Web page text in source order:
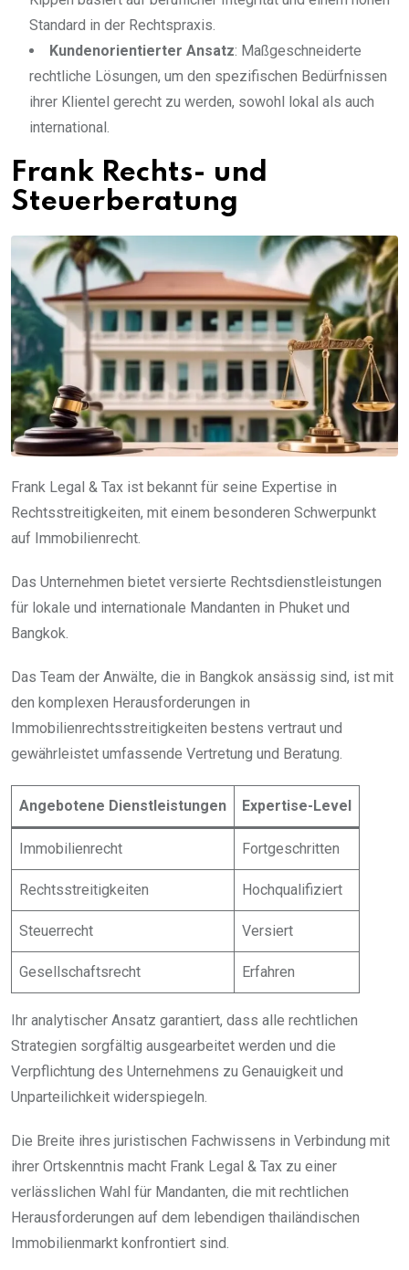
Standard in der Rechtspraxis.
Kundenorientierter Ansatz: Maßgeschneiderte
rechtliche Lösungen, um den spezifischen Bedürfnissen
ihrer Klientel gerecht zu werden, sowohl lokal als auch
international.
Frank Rechts- und
Steuerberatung
Frank Legal & Tax ist bekannt für seine Expertise in
Rechtsstreitigkeiten, mit einem besonderen Schwerpunkt
auf Immobilienrecht.
Das Unternehmen bietet versierte Rechtsdienstleistungen
für lokale und internationale Mandanten in Phuket und
Bangkok.
Das Team der Anwälte, die in Bangkok ansässig sind, ist mit
den komplexen Herausforderungen in
Immobilienrechtsstreitigkeiten bestens vertraut und
gewährleistet umfassende Vertretung und Beratung.
Angebotene Dienstleistungen Expertise-Level
Immobilienrecht Fortgeschritten
Rechtsstreitigkeiten Hochqualifiziert
Steuerrecht Versiert
Gesellschaftsrecht Erfahren
Ihr analytischer Ansatz garantiert, dass alle rechtlichen
Strategien sorgfältig ausgearbeitet werden und die
Verpflichtung des Unternehmens zu Genauigkeit und
Unparteilichkeit widerspiegeln.
Die Breite ihres juristischen Fachwissens in Verbindung mit
ihrer Ortskenntnis macht Frank Legal & Tax zu einer
verlässlichen Wahl für Mandanten, die mit rechtlichen
Herausforderungen auf dem lebendigen thailändischen
Immobilienmarkt konfrontiert sind.